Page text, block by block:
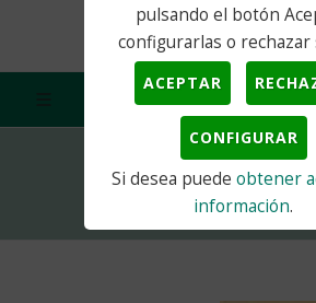
pulsando el botón
configurarlas o rechazar
ACEPTAR
CONFIGURAR
Si desea puede obtener
información.
Inicio Actualidad
CERTIFICADOS DE